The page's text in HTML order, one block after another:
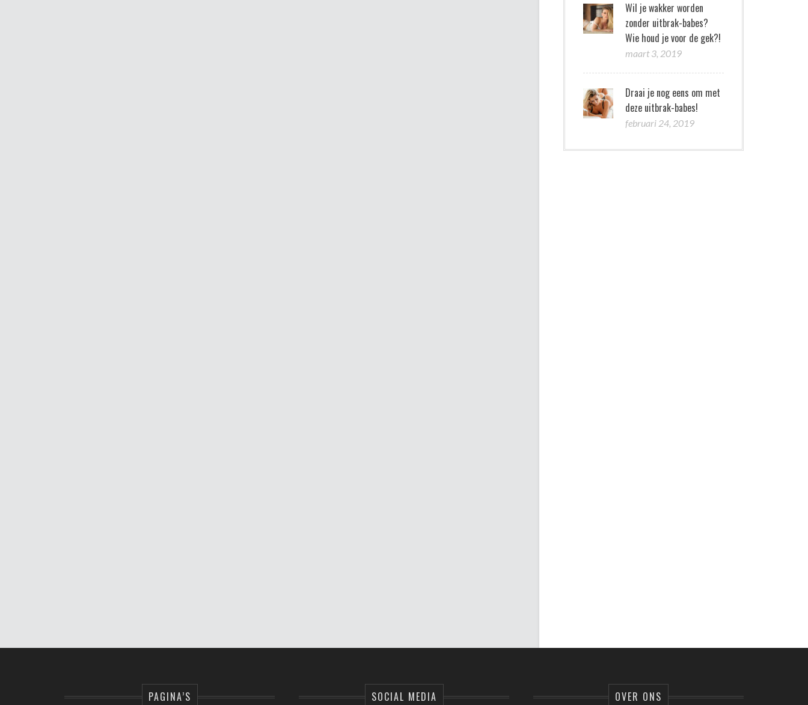
Wil je wakker worden
zonder uitbrak-babes?
Wie houd je voor de gek?!
maart 3, 2019
Draai je nog eens om met
deze uitbrak-babes!
februari 24, 2019
PAGINA’S SOCIAL MEDIA OVER ONS